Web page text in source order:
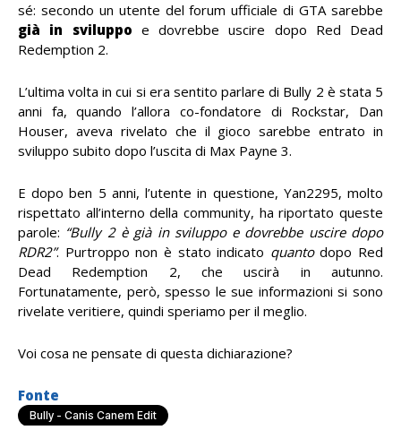
sé: secondo un utente del forum ufficiale di GTA sarebbe
già in sviluppo e dovrebbe uscire dopo Red Dead
Redemption 2.
L’ultima volta in cui si era sentito parlare di Bully 2 è stata 5
anni fa, quando l’allora co-fondatore di Rockstar, Dan
Houser, aveva rivelato che il gioco sarebbe entrato in
sviluppo subito dopo l’uscita di Max Payne 3.
E dopo ben 5 anni, l’utente in questione, Yan2295, molto
rispettato all’interno della community, ha riportato queste
parole: “Bully 2 è già in sviluppo e dovrebbe uscire dopo
RDR2”. Purtroppo non è stato indicato quantodopo Red
Dead Redemption 2, che uscirà in autunno.
Fortunatamente, però, spesso le sue informazioni si sono
rivelate veritiere, quindi speriamo per il meglio.
Voi cosa ne pensate di questa dichiarazione?
Fonte
Bully - Canis Canem Edit